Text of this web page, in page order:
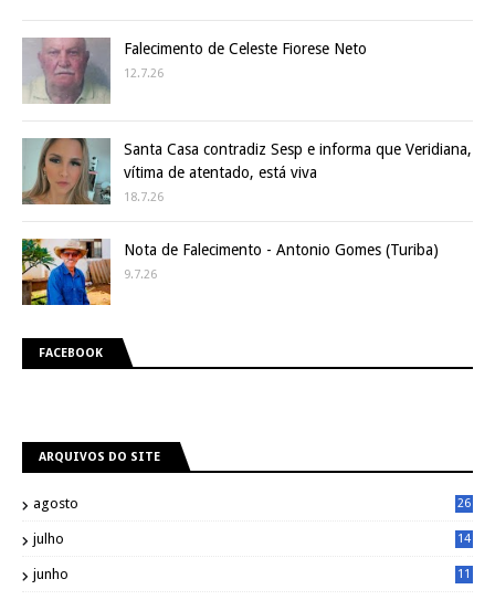
Falecimento de Celeste Fiorese Neto
12.7.26
Santa Casa contradiz Sesp e informa que Veridiana,
vítima de atentado, está viva
18.7.26
Nota de Falecimento - Antonio Gomes (Turiba)
9.7.26
FACEBOOK
ARQUIVOS DO SITE
agosto 26
julho
14
junho
11